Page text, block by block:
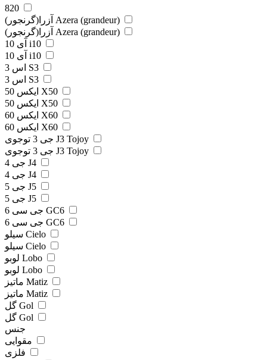
820
آزرا(گرنجور) Azera (grandeur)
آزرا(گرنجور) Azera (grandeur)
آی 10 i10
آی 10 i10
اس 3 S3
اس 3 S3
ایکس 50 X50
ایکس 50 X50
ایکس 60 X60
ایکس 60 X60
جی 3 توجوی J3 Tojoy
جی 3 توجوی J3 Tojoy
جی 4 J4
جی 4 J4
جی 5 J5
جی 5 J5
جی سی 6 GC6
جی سی 6 GC6
سیلو Cielo
سیلو Cielo
لوبو Lobo
لوبو Lobo
ماتیز Matiz
ماتیز Matiz
گل Gol
گل Gol
جنس